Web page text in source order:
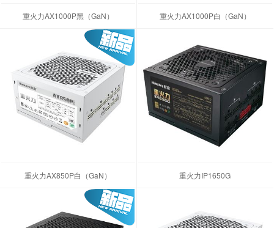
重火力AX1000P黑（GaN） 重火力AX1000P白（GaN）
重火力AX850P白（GaN） 重火力IP1650G